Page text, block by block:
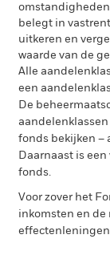
omstandigheden
belegt in
uitkeren en
waarde van de
Alle
een
De
fonds bekijken –
Daarnaast is
fonds.
Voor zover het
inkomsten en de
effectenleningen